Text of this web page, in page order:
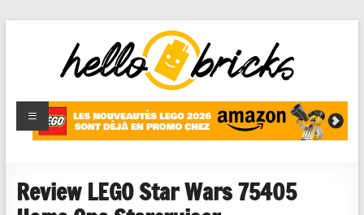
HelloBricks
Blog LEGO,
nouveaut�s
reviews
Review LEGO Star Wars 75405